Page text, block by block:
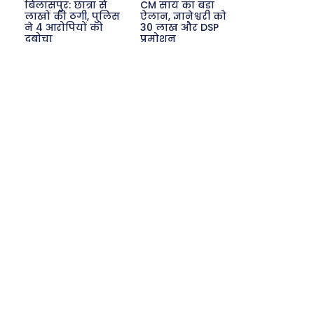
Search
बिलासपुर: छात्रा से
लाखों की ठगी, पुलिस
ने 4 आरोपियों को
दबोचा
CM साय का बड़ा
ऐलान, ज्ञानेश्वरी को
30 लाख और DSP
प्रमोशन